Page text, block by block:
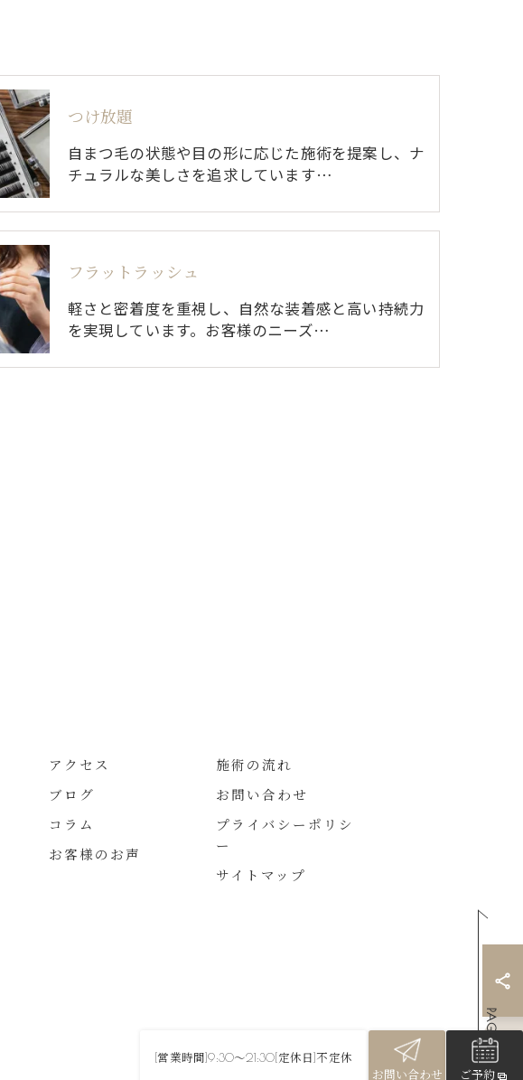
つけ放題
自まつ毛の状態や目の形に応じた施術を提案し、ナ
チュラルな美しさを追求しています…
フラットラッシュ
軽さと密着度を重視し、自然な装着感と高い持続力
を実現しています。お客様のニーズ…
[営業時間]9:30～21:30[定休日]不定休
お問い合わせ ご予約
アクセス
ブログ
コラム
お客様のお声
施術の流れ
お問い合わせ
プライバシーポリシ
ー
サイトマップ